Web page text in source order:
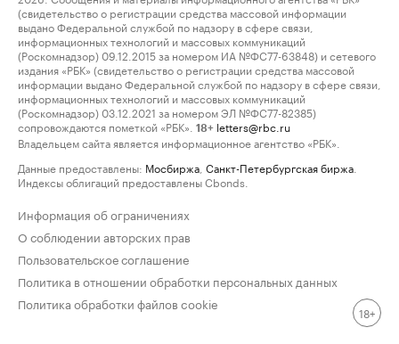
(свидетельство о регистрации средства массовой информации
выдано Федеральной службой по надзору в сфере связи,
информационных технологий и массовых коммуникаций
(Роскомнадзор) 09.12.2015 за номером ИА №ФС77-63848) и сетевого
издания «РБК» (свидетельство о регистрации средства массовой
информации выдано Федеральной службой по надзору в сфере связи,
информационных технологий и массовых коммуникаций
(Роскомнадзор) 03.12.2021 за номером ЭЛ №ФС77-82385)
сопровождаются пометкой «РБК».
18+ letters@rbc.ru
Владельцем сайта является информационное агентство «РБК».
Данные предоставлены: Мосбиржа Санкт-Петербургская биржа
Индексы облигаций предоставлены Cbonds.
Информация об ограничениях
О соблюдении авторских прав
Пользовательское соглашение
Политика в отношении обработки персональных данных
Политика обработки файлов cookie
18+